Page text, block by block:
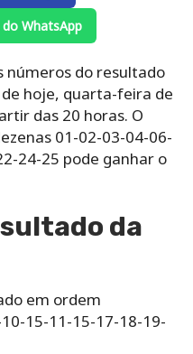
WhatsApp
números do resultado
hoje, quarta-feira de
das 20 horas. O
01-02-03-04-06-
24-25 pode ganhar o
da
em ordem
15-11-15-17-18-19-